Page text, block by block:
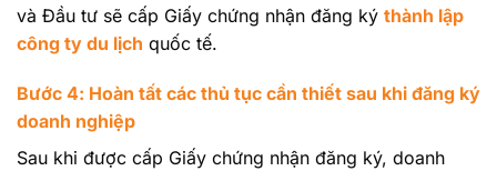
và Đầu tư sẽ cấp Giấy chứng nhận đăng ký thành lập
công ty du lịch quốc tế.
Bước 4: Hoàn tất các thủ tục cần thiết sau khi đăng ký
doanh nghiệp
Sau khi được cấp Giấy chứng nhận đăng ký, doanh